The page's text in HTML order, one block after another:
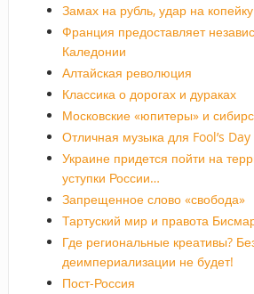
Замах на рубль, удар на копейку
Франция предоставляет
Каледонии
Алтайская революция
Классика о дорогах и дураках
Московские «юпитеры» и
Отличная музыка для Fool’s
Украине придется пойти на
уступки России…
Запрещенное слово «свобода»
Тартуский мир и правота
Где региональные креативы?
деимпериализации не будет!
Пост-Россия